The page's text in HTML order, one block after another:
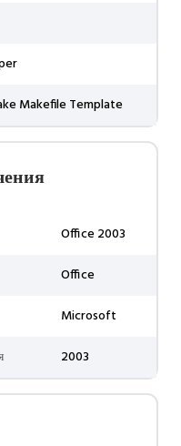
Makefile Template
Office 2003
Office
Microsoft
2003